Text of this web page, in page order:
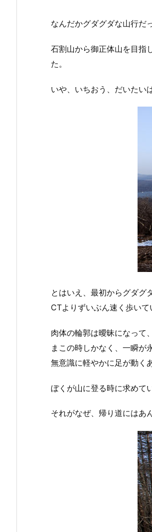
なんだかグダグダな山行だ
石割山から御正体山を目指
た。
いや、いちおう、だいたい
とはいえ、最初からグダグ
CTよりずいぶん速く歩いて
肉体の輪郭は曖昧になって
まこの時しかなく、一瞬が
無意識に軽やかに足が動く
ぼくが山に登る時に求めて
それがなぜ、帰り道にはあ